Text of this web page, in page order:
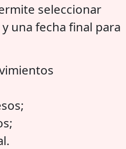
seleccionar
una fecha final para